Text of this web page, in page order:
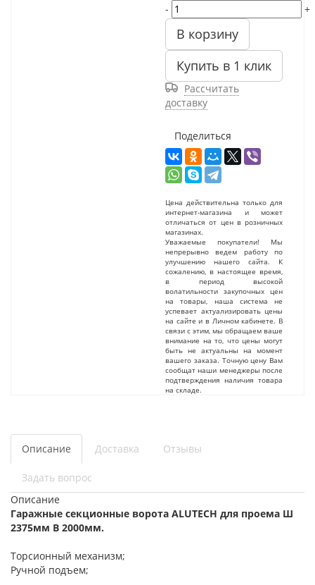
-
+
В корзину
Купить в 1 клик
Рассчитать
доставку
Поделиться
Цена действительна только для
интернет-магазина и может
отличаться от цен в розничных
магазинах.
Уважаемые покупатели! Мы
непрерывно ведем работу по
улучшению нашего сайта. К
сожалению, в настоящее время,
в период высокой
волатильности закупочных цен
на товары, наша система не
успевает актуализировать цены
на сайте и в Личном кабинете. В
связи с этим, мы обращаем ваше
внимание на то, что цены могут
быть не актуальны на момент
вашего заказа. Точную цену Вам
сообщат наши менеджеры после
подтверждения наличия товара
на складе.
Описание Доставка Отзывы
Задать вопрос
Описание
Гаражные секционные ворота ALUTECH для проема Ш
2375мм В 2000мм.
Торсионный механизм;
Ручной подъем;